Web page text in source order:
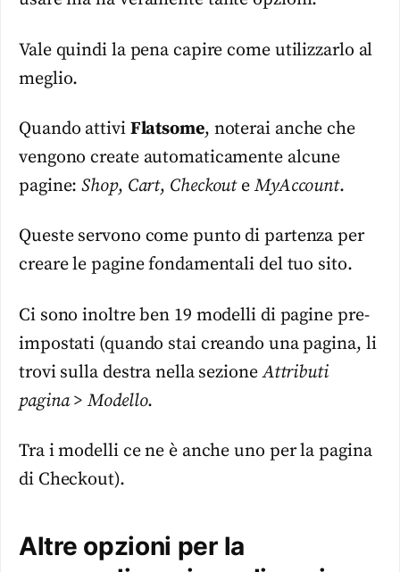
Vale quindi la pena capire come utilizzarlo al
meglio.
Quando attivi Flatsome, noterai anche che
vengono create automaticamente alcune
pagine:Shop, Cart, Checkoute MyAccount.
Queste servono come punto di partenza per
creare le pagine fondamentali del tuo sito.
Ci sono inoltre ben 19 modelli di pagine pre-
impostati (quando stai creando una pagina, li
trovi sulla destra nella sezioneAttributi
pagina> Modello.
Tra i modelli ce ne è anche uno per la pagina
di Checkout).
Altre opzioni per la